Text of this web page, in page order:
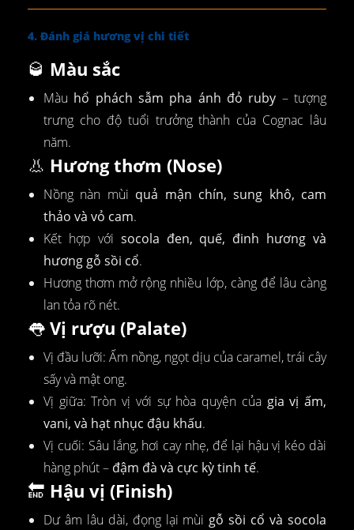
4. Đánh giá hương vị chi tiết
🥃 Màu sắc
Màu hổ phách sẫm pha ánh đỏ ruby – tượng
trưng cho độ tuổi trưởng thành của Cognac lâu
năm.
👃 Hương thơm (Nose)
Nồng nàn mùi quả mận chín, sung khô, cam
thảo và vỏ cam.
Kết hợp với socola đen, quế, đinh hương và
hương gỗ sồi cổ.
Hương thơm mở rộng nhiều lớp, càng để lâu càng
lan tỏa rõ nét.
👅 Vị rượu (Palate)
Vị đầu lưỡi: Ấm nồng, ngọt dịu của caramel, trái cây
sấy và mật ong.
Vị giữa: Tròn vị với sự hòa quyện của gia vị ấm,
vani, và hạt nhục đậu khấu.
Vị cuối: Sâu lắng, hơi cay nhẹ, để lại hậu vị kéo dài
hàng phút – đậm đà và cực kỳ tinh tế.
🔚 Hậu vị (Finish)
Dư âm lâu dài, đọng lại mùigỗ sồi cổ và socola